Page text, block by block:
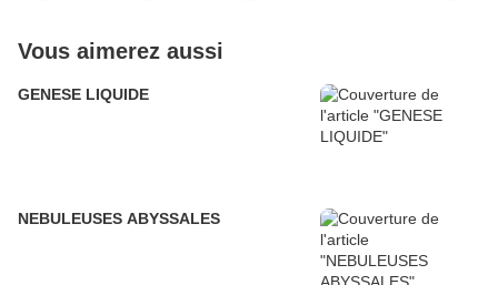
Vous aimerez aussi
GENESE LIQUIDE
NEBULEUSES ABYSSALES